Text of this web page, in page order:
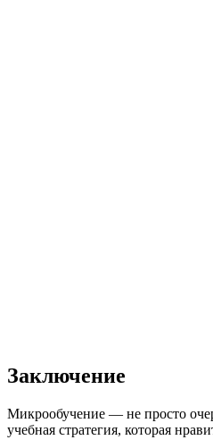
Заключение
Микрообучение — не просто
учебная стратегия, которая